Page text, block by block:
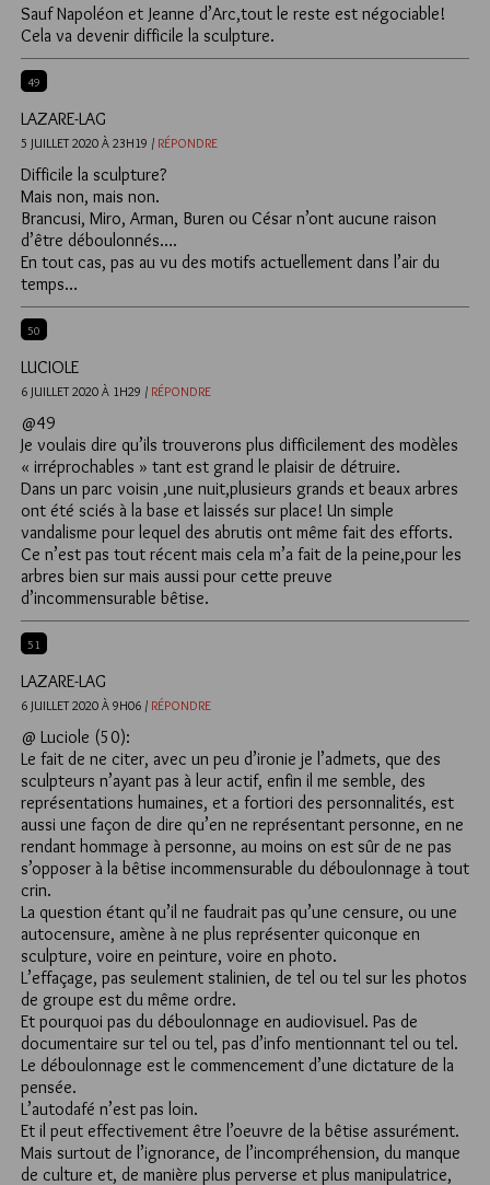
Sauf Napoléon et Jeanne d’Arc,tout le reste est négociable!
Cela va devenir difficile la sculpture.
49
LAZARE-LAG
5 JUILLET 2020 À 23H19 / RÉPONDRE
Difficile la sculpture?
Mais non, mais non.
Brancusi, Miro, Arman, Buren ou César n’ont aucune raison
d’être déboulonnés….
En tout cas, pas au vu des motifs actuellement dans l’air du
temps…
50
LUCIOLE
6 JUILLET 2020 À 1H29 / RÉPONDRE
@49
Je voulais dire qu’ils trouverons plus difficilement des modèles
« irréprochables » tant est grand le plaisir de détruire.
Dans un parc voisin ,une nuit,plusieurs grands et beaux arbres
ont été sciés à la base et laissés sur place! Un simple
vandalisme pour lequel des abrutis ont même fait des efforts.
Ce n’est pas tout récent mais cela m’a fait de la peine,pour les
arbres bien sur mais aussi pour cette preuve
d’incommensurable bêtise.
51
LAZARE-LAG
6 JUILLET 2020 À 9H06 / RÉPONDRE
@ Luciole (50):
Le fait de ne citer, avec un peu d’ironie je l’admets, que des
sculpteurs n’ayant pas à leur actif, enfin il me semble, des
représentations humaines, et a fortiori des personnalités, est
aussi une façon de dire qu’en ne représentant personne, en ne
rendant hommage à personne, au moins on est sûr de ne pas
s’opposer à la bêtise incommensurable du déboulonnage à tout
crin.
La question étant qu’il ne faudrait pas qu’une censure, ou une
autocensure, amène à ne plus représenter quiconque en
sculpture, voire en peinture, voire en photo.
L’effaçage, pas seulement stalinien, de tel ou tel sur les photos
de groupe est du même ordre.
Et pourquoi pas du déboulonnage en audiovisuel. Pas de
documentaire sur tel ou tel, pas d’info mentionnant tel ou tel.
Le déboulonnage est le commencement d’une dictature de la
pensée.
L’autodafé n’est pas loin.
Et il peut effectivement être l’oeuvre de la bêtise assurément.
Mais surtout de l’ignorance, de l’incompréhension, du manque
de culture et, de manière plus perverse et plus manipulatrice,